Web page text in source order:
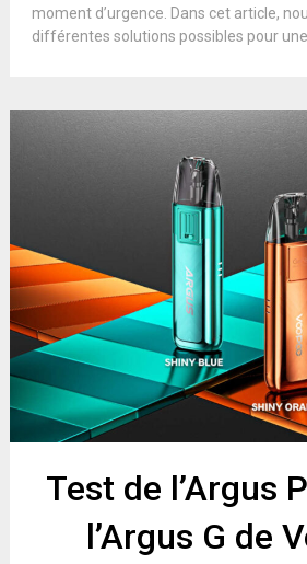
moment d’urgence. Dans cet article,
différentes solutions possibles pour
Test de l’Argus
l’Argus G de